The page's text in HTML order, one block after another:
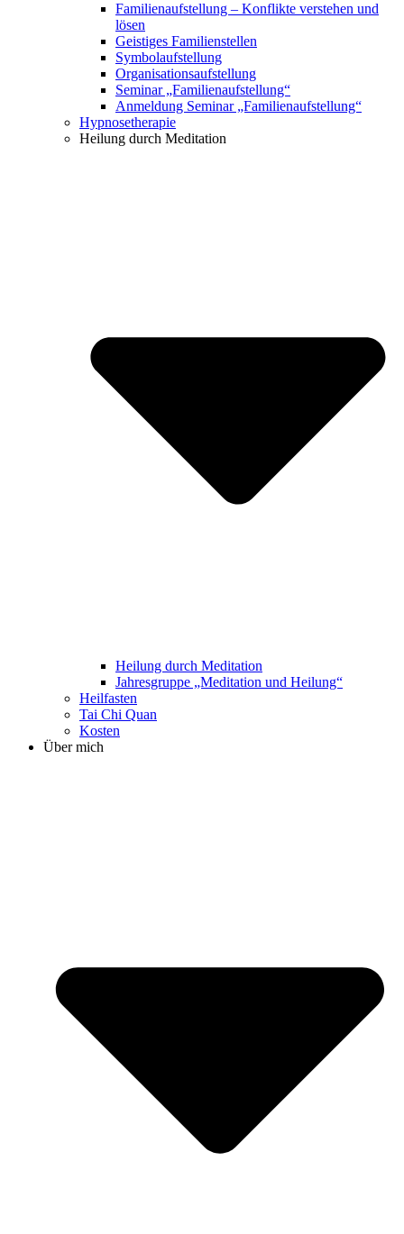
Familienaufstellung – Konflikte verstehen und
lösen
Geistiges Familienstellen
Symbolaufstellung
Organisationsaufstellung
Seminar „Familienaufstellung“
Anmeldung Seminar „Familienaufstellung“
Hypnosetherapie
Heilung durch Meditation
Heilung durch Meditation
Jahresgruppe „Meditation und Heilung“
Heilfasten
Tai Chi Quan
Kosten
Über mich